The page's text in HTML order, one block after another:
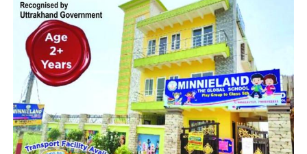
मिलेगा परिवार जैसा घर!
महिला सशक्तिकरण एवं बाल विकास विभाग की ओर से इसके लिए ‘आलंबन
गांव’ विकसित करने की योजना तैयार की जा रही है। इस योजना का उद्देश्य
नारी निकेतन में रहने वाली महिलाओं और बच्चों को सुरक्षित माहौल के साथ-
साथ घर जैसा अपनापन और स्वतंत्रता देना है।
उत्तराखंड में बन रहा ‘आलंबन गांव’